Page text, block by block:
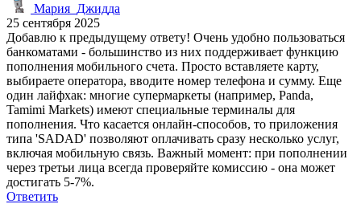
Мария_Джидда
25 сентября 2025
Добавлю к предыдущему ответу! Очень удобно пользоваться
банкоматами - большинство из них поддерживает функцию
пополнения мобильного счета. Просто вставляете карту,
выбираете оператора, вводите номер телефона и сумму. Еще
один лайфхак: многие супермаркеты (например, Panda,
Tamimi Markets) имеют специальные терминалы для
пополнения. Что касается онлайн-способов, то приложения
типа 'SADAD' позволяют оплачивать сразу несколько услуг,
включая мобильную связь. Важный момент: при пополнении
через третьи лица всегда проверяйте комиссию - она может
достигать 5-7%.
Ответить